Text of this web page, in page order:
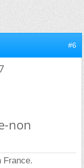
#6
non
France.